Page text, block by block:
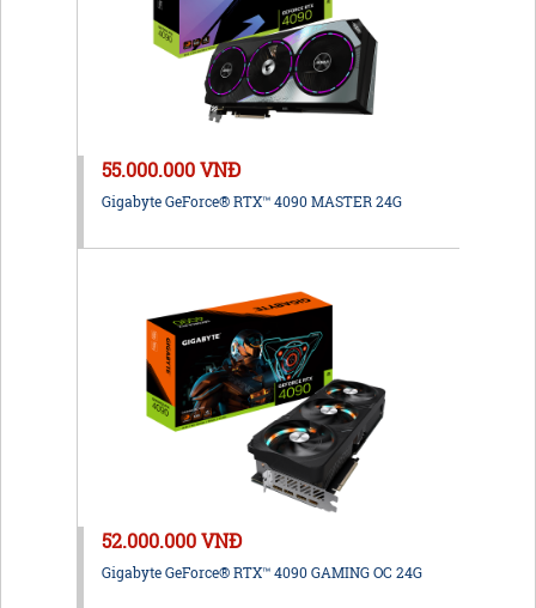
55.000.000 VNĐ
Gigabyte GeForce® RTX™ 4090 MASTER 24G
52.000.000 VNĐ
Gigabyte GeForce® RTX™ 4090 GAMING OC 24G